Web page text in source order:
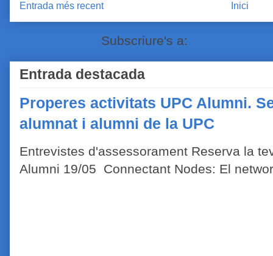
Entrada més recent Inici
Subscriure's a:
Entrada destacada
Properes activitats UPC Alumni.
alumnat i alumni de la UPC
Entrevistes d'assessorament Reserva la
Alumni 19/05 Connectant Nodes: El